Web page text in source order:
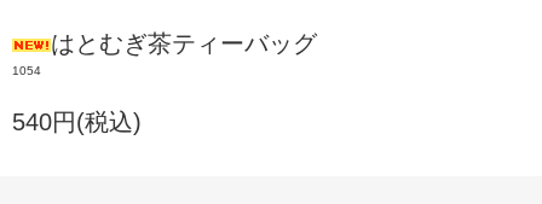
はとむぎ茶ティーバッグ
1054
540円(税込)